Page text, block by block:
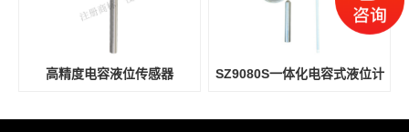
高精度电容液位传感器 SZ9080S一体化电容式液位计